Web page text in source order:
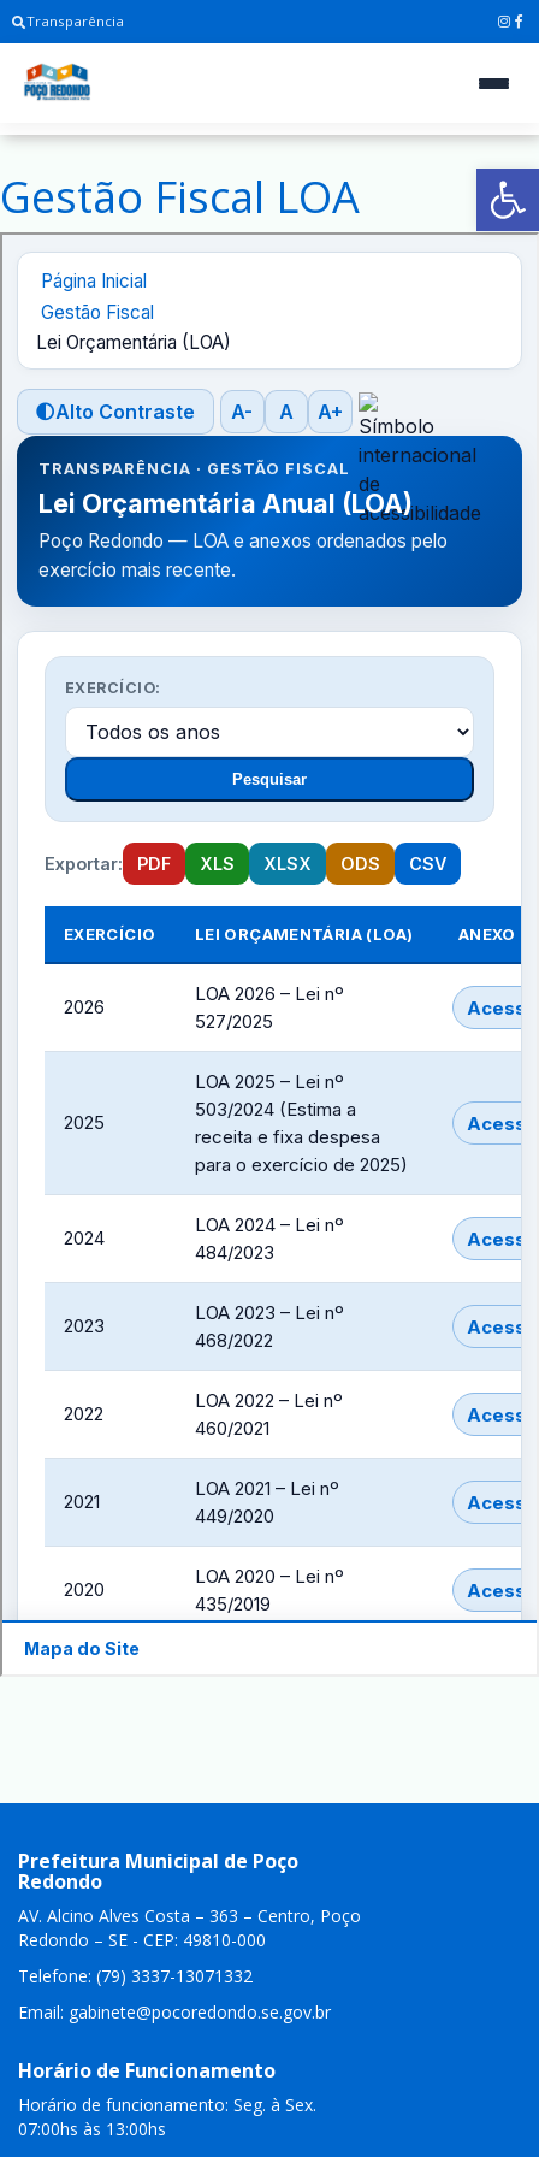
Transparência
Gestão Fiscal LOA
Prefeitura Municipal de Poço
Redondo
AV. Alcino Alves Costa – 363 – Centro, Poço
Redondo – SE - CEP: 49810-000
Telefone: (79) 3337-13071332
Email: gabinete@pocoredondo.se.gov.br
Horário de Funcionamento
Horário de funcionamento: Seg. à Sex.
07:00hs às 13:00hs